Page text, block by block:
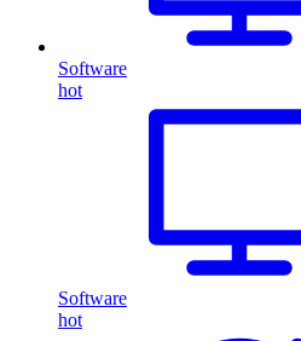
Software
hot
Software
hot